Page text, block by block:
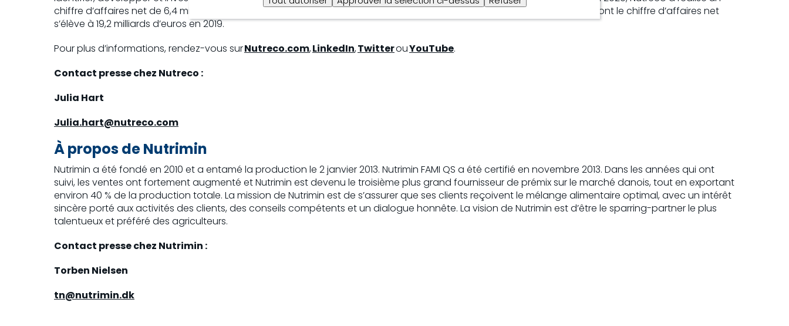
chiffre d’affaires net de 6,4 milliards d’euros. La société est une filiale de SHV Holdings N.V., une multinationale familiale dont le chiffre d’affaires net
s’élève à 19,2 milliards d’euros en 2019.
Pour plus d’informations, rendez-vous surNutreco.com,LinkedIn,TwitterouYouTube.
Contact presse chez Nutreco :
Julia Hart
Julia.hart@nutreco.com
À propos de Nutrimin
Nutrimin a été fondé en 2010 et a entamé la production le 2 janvier 2013. Nutrimin FAMI QS a été certifié en novembre 2013. Dans les années qui ont
suivi, les ventes ont fortement augmenté et Nutrimin est devenu le troisième plus grand fournisseur de prémix sur le marché danois, tout en exportant
environ 40 % de la production totale. La mission de Nutrimin est de s’assurer que ses clients reçoivent le mélange alimentaire optimal, avec un intérêt
sincère porté aux activités des clients, des conseils compétents et un dialogue honnête. La vision de Nutrimin est d’être le sparring-partner le plus
talentueux et préféré des agriculteurs.
Contact presse chez Nutrimin :
Torben Nielsen
tn@nutrimin.dk